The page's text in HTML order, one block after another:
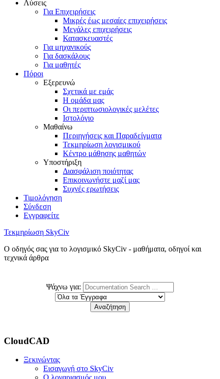
Λύσεις
Για Επιχειρήσεις
Μικρές έως μεσαίες επιχειρήσεις
Μεγάλες επιχειρήσεις
Κατασκευαστές
Για μηχανικούς
Για δασκάλους
Για μαθητές
Πόροι
Εξερευνώ
Σχετικά με εμάς
Η ομάδα μας
Οι περιπτωσιολογικές μελέτες
Ιστολόγιο
Μαθαίνω
Περιηγήσεις και Παραδείγματα
Τεκμηρίωση λογισμικού
Κέντρο μάθησης μαθητών
Υποστήριξη
Διασφάλιση ποιότητας
Επικοινωνήστε μαζί μας
Συχνές ερωτήσεις
Τιμολόγηση
Σύνδεση
Εγγραφείτε
Τεκμηρίωση SkyCiv
Ο οδηγός σας για το λογισμικό SkyCiv - μαθήματα, οδηγοί και
τεχνικά άρθρα
Ψάχνω για:
CloudCAD
Ξεκινώντας
Εισαγωγή στο SkyCiv